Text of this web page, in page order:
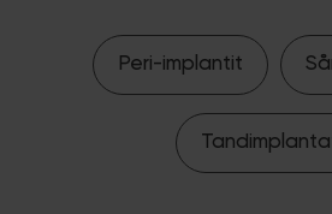
Peri-implantit